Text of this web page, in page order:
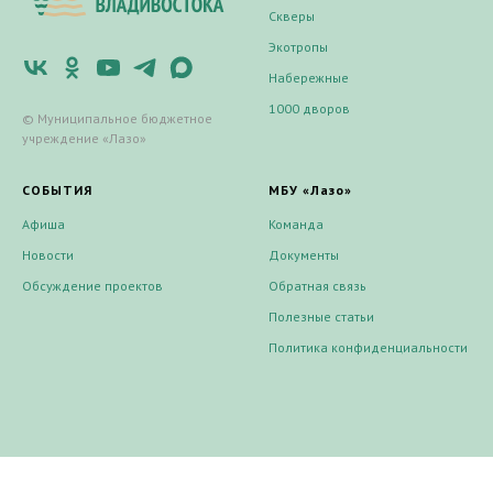
© Муниципальное бюджетное
учреждение «Лазо»
Скверы
Экотропы
Набережные
1000 дворов
СОБЫТИЯ
Афиша
Новости
Обсуждение проектов
МБУ «Лазо»
Команда
Документы
Обратная связь
Полезные статьи
Политика конфиденциальности